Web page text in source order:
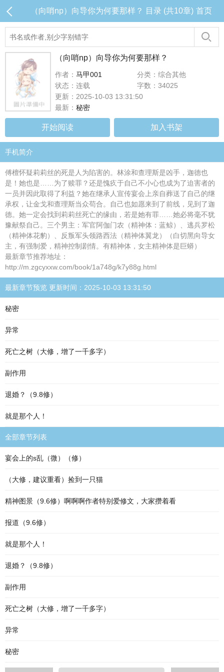
（向哨np）向导你为何要那样？ 目录 (共10章) 首页
（向哨np）向导你为何要那样？
作者： 马甲001
分类：综合其他
状态：连载
字数：34025
更新：2025-10-03 13:31:50
最新： 秘密
开始阅读 加入书架
手机简介
傅檀怀疑莉莉丝的死是人为陷害的。林涂和查理斯是凶手，迦德也
是！她也是……为了赎罪？还是愧疚于自己不小心也成为了迫害者的
一员并因此取得了利益？她在继承人宣传宴会上亲自葬送了自己的继
承权，让金戈和查理斯当众苟合。自己也如愿来到了前线，见到了迦
德。她一定会找到莉莉丝死亡的缘由，若是她有罪……她必将毫不犹
豫献祭自己。三个男主：军官阿伽门农（精神体：蓝鲸）、逃兵罗松
（精神体花豹）、反叛军头领路西法（精神体翼龙）（白切黑向导女
主，有强制爱，精神控制剧情。有精神体，女主精神体是巨蟒）
最新章节推荐地址：
http://m.zgcyxxw.com/book/1a748g/k7y88g.html
最新章节预览 更新时间：2025-10-03 13:31:50
秘密
异常
死亡之树（大修，增了一千多字）
副作用
退婚？（9.8修）
就是那个人！
全部章节列表
宴会上的s乱（微）（修）
（大修，建议重看）捡到一只猫
精神图景（9.6修）啊啊啊作者特别爱修文，大家攒着看
报道（9.6修）
就是那个人！
退婚？（9.8修）
副作用
死亡之树（大修，增了一千多字）
异常
秘密